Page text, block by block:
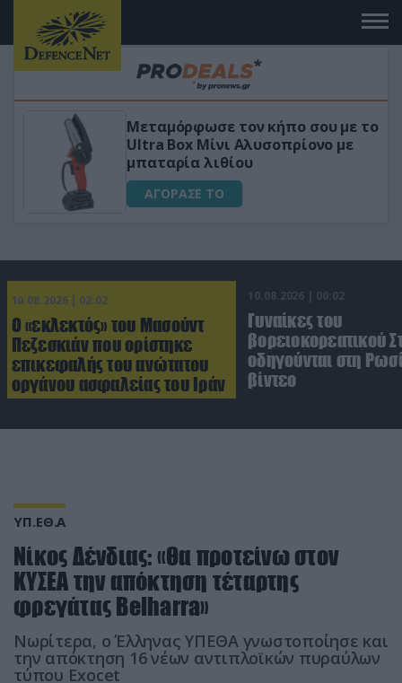
τον κήπο σου με το
Box Μίνι Αλυσοπρίονο με
λιθίου
ΑΓΟΡΑΣΕ ΤΟ
για
10.08.2026 | 02:02
Ο «εκλεκτός» του Μασούντ
Πεζεσκιάν που ορίστηκε
επικεφαλής του ανώτατου
οργάνου ασφαλείας του Ιράν
10.08.2026 | 00:02
Γυναίκες του
βορειοκορεατικού
οδηγούνται στη
βίντεο
ΥΠ.ΕΘ.Α
Νίκος Δένδιας: «Θα προτείνω στον
ΚΥΣΕΑ την απόκτηση τέταρτης
φρεγάτας Belharra»
Νωρίτερα, ο Έλληνας ΥΠΕΘΑ γνωστοποίησε και
την απόκτηση 16 νέων αντιπλοϊκών πυραύλων
τύπου Exocet